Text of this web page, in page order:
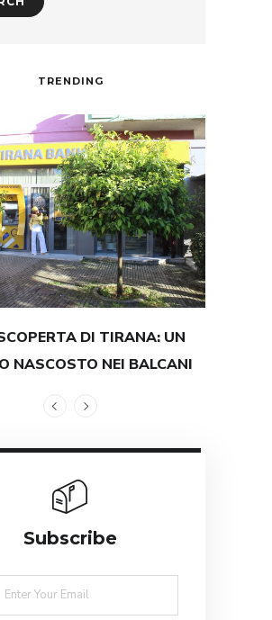
TRENDING
DI TIRANA: UN
NASCOSTO NEI BALCANI
Subscribe